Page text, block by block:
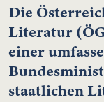
Die
Literatur
einer
staatlichen